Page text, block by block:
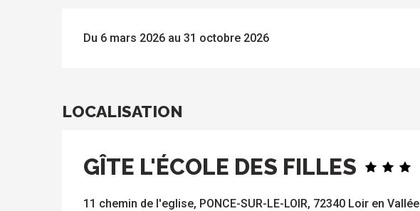
Du 6 mars 2026 au 31 octobre 2026
LOCALISATION
GÎTE L'ÉCOLE DES FILLES
11 chemin de l'eglise, PONCE-SUR-LE-LOIR, 72340 Loir en Vallée